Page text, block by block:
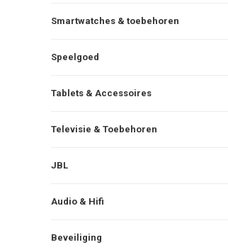
Smartwatches & toebehoren
Speelgoed
Tablets & Accessoires
Televisie & Toebehoren
JBL
Audio & Hifi
Beveiliging